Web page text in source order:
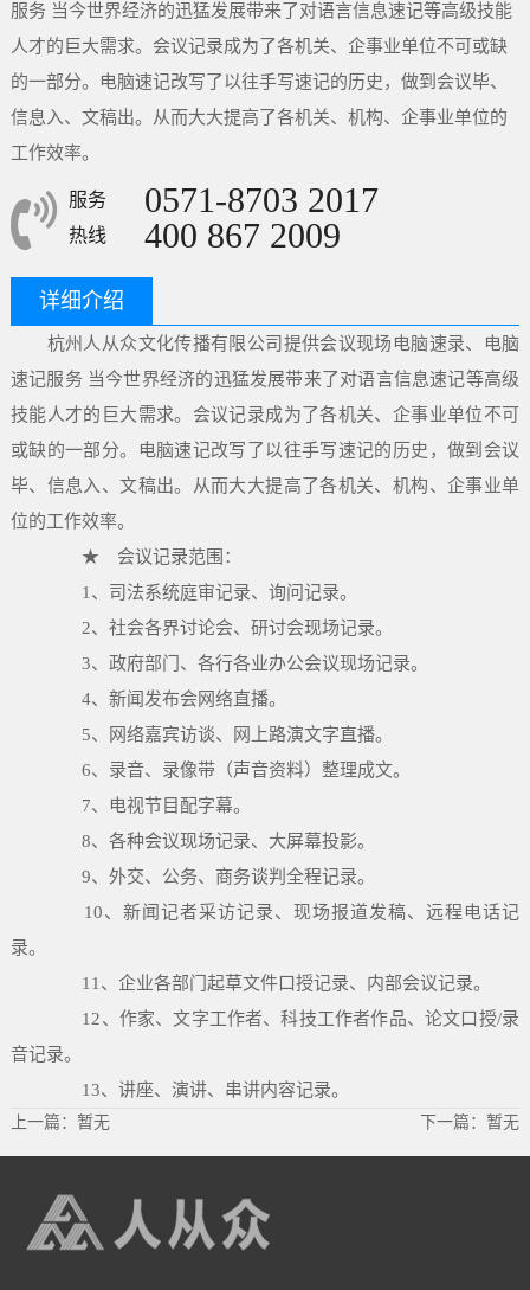
服务 当今世界经济的迅猛发展带来了对语言信息速记等高级技能
人才的巨大需求。会议记录成为了各机关、企事业单位不可或缺
的一部分。电脑速记改写了以往手写速记的历史，做到会议毕、
信息入、文稿出。从而大大提高了各机关、机构、企事业单位的
工作效率。
服务
热线
0571-8703 2017
400 867 2009
详细介绍
杭州人从众文化传播有限公司提供会议现场电脑速录、电脑
速记服务 当今世界经济的迅猛发展带来了对语言信息速记等高级
技能人才的巨大需求。会议记录成为了各机关、企事业单位不可
或缺的一部分。电脑速记改写了以往手写速记的历史，做到会议
毕、信息入、文稿出。从而大大提高了各机关、机构、企事业单
位的工作效率。
★ 会议记录范围：
1、司法系统庭审记录、询问记录。
2、社会各界讨论会、研讨会现场记录。
3、政府部门、各行各业办公会议现场记录。
4、新闻发布会网络直播。
5、网络嘉宾访谈、网上路演文字直播。
6、录音、录像带（声音资料）整理成文。
7、电视节目配字幕。
8、各种会议现场记录、大屏幕投影。
9、外交、公务、商务谈判全程记录。
10、新闻记者采访记录、现场报道发稿、远程电话记
录。
11、企业各部门起草文件口授记录、内部会议记录。
12、作家、文字工作者、科技工作者作品、论文口授/录
音记录。
13、讲座、演讲、串讲内容记录。
上一篇：暂无 下一篇：暂无